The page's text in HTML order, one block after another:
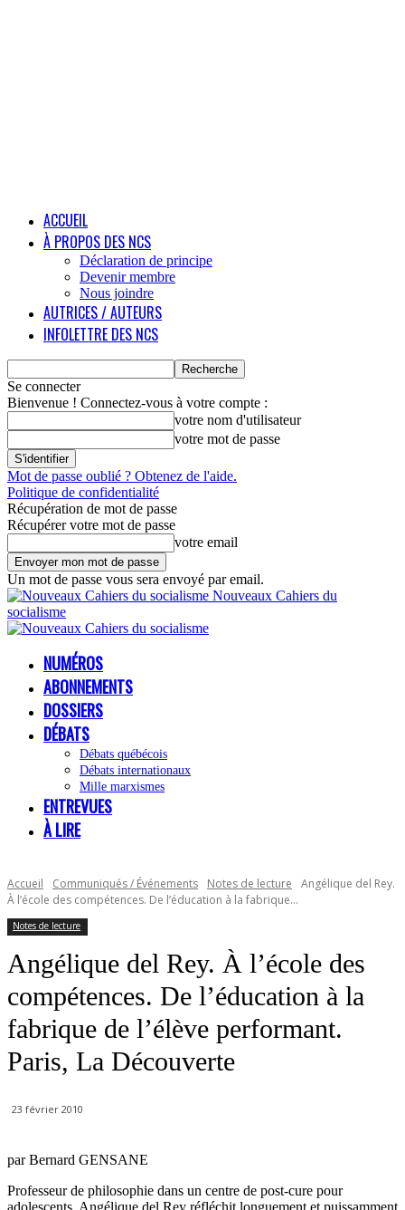
ACCUEIL
À PROPOS DES NCS
Déclaration de principe
Devenir membre
Nous joindre
AUTRICES / AUTEURS
INFOLETTRE DES NCS
Se connecter
Bienvenue ! Connectez-vous à votre compte :
votre nom d'utilisateur
votre mot de passe
Mot de passe oublié ? Obtenez de l'aide.
Politique de confidentialité
Récupération de mot de passe
Récupérer votre mot de passe
votre email
Un mot de passe vous sera envoyé par email.
Nouveaux Cahiers du
socialisme
NUMÉROS
ABONNEMENTS
DOSSIERS
DÉBATS
Débats québécois
Débats internationaux
Mille marxismes
ENTREVUES
À LIRE
Accueil Communiqués / Événements Notes de lecture
Angélique del Rey.
À l’école des compétences. De l’éducation à la fabrique...
Notes de lecture
Angélique del Rey. À l’école des
compétences. De l’éducation à la
fabrique de l’élève performant.
Paris, La Découverte
23 février 2010
par Bernard GENSANE
Professeur de philosophie dans un centre de post-cure pour
adolescents, Angélique del Rey réfléchit longuement et puissamment